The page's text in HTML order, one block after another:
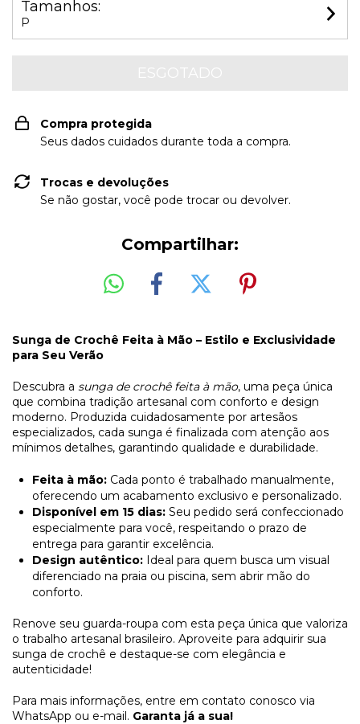
Tamanhos:
P
Compra protegida
Seus dados cuidados durante toda a compra.
Trocas e devoluções
Se não gostar, você pode trocar ou devolver.
Compartilhar:
Sunga de Crochê Feita à Mão – Estilo e Exclusividade
para Seu Verão
Descubra a sunga de crochê feita à mão, uma peça única
que combina tradição artesanal com conforto e design
moderno. Produzida cuidadosamente por artesãos
especializados, cada sunga é finalizada com atenção aos
mínimos detalhes, garantindo qualidade e durabilidade.
Feita à mão: Cada ponto é trabalhado manualmente,
oferecendo um acabamento exclusivo e personalizado.
Disponível em 15 dias: Seu pedido será confeccionado
especialmente para você, respeitando o prazo de
entrega para garantir excelência.
Design autêntico: Ideal para quem busca um visual
diferenciado na praia ou piscina, sem abrir mão do
conforto.
Renove seu guarda-roupa com esta peça única que valoriza
o trabalho artesanal brasileiro. Aproveite para adquirir sua
sunga de crochê e destaque-se com elegância e
autenticidade!
Para mais informações, entre em contato conosco via
WhatsApp ou e-mail. Garanta já a sua!